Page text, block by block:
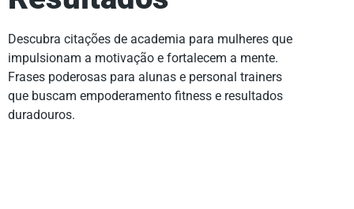
Descubra citações de academia para mulheres que
impulsionam a motivação e fortalecem a mente.
Frases poderosas para alunas e personal trainers
que buscam empoderamento fitness e resultados
duradouros.